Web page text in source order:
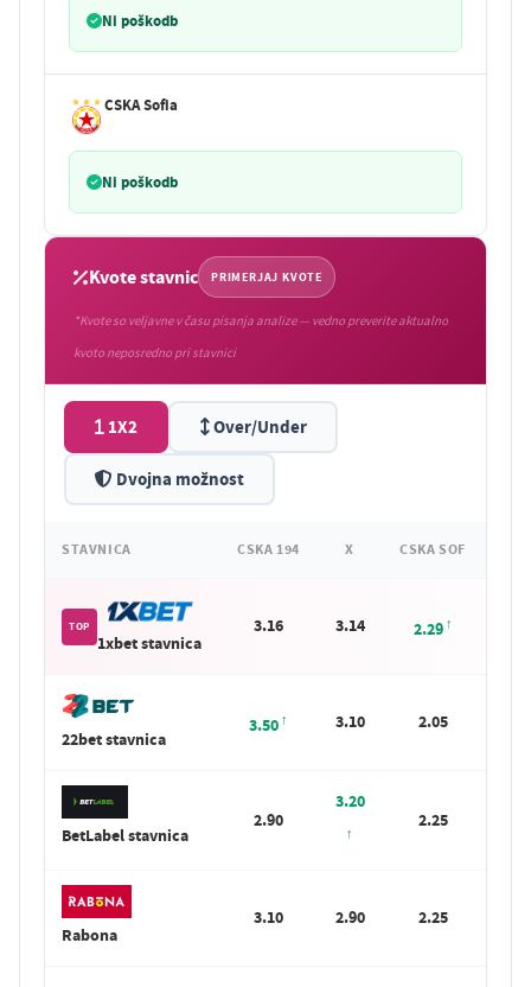
Ni poškodb
CSKA Sofia
Ni poškodb
Kvote stavnic PRIMERJAJ KVOTE
*Kvote so veljavne v času pisanja analize — vedno preverite aktualno
kvoto neposredno pri stavnici
1X2 Over/Under
Dvojna možnost
STAVNICA CSKA 194 X CSKA SOF
TOP
1xbet stavnica
3.16 3.14 2.29
22bet stavnica
3.50 3.10 2.05
BetLabel stavnica
2.90
3.20
2.25
Rabona
3.10 2.90 2.25